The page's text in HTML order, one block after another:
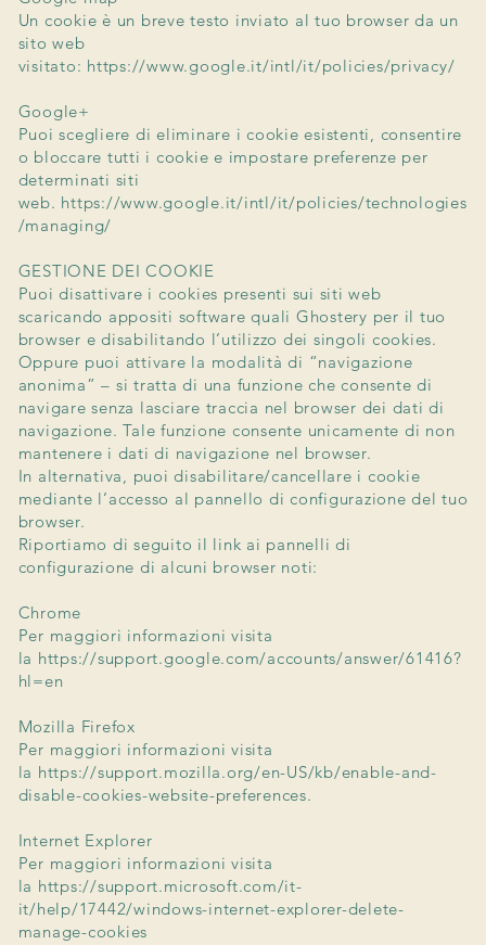
Un cookie è un breve testo inviato al tuo browser da un
sito web
visitato: https://www.google.it/intl/it/policies/privacy/
Google+
Puoi scegliere di eliminare i cookie esistenti, consentire
o bloccare tutti i cookie e impostare preferenze per
determinati siti
web. https://www.google.it/intl/it/policies/technologies
/managing/
GESTIONE DEI COOKIE
Puoi disattivare i cookies presenti sui siti web
scaricando appositi software quali Ghostery per il tuo
browser e disabilitando l’utilizzo dei singoli cookies.
Oppure puoi attivare la modalità di “navigazione
anonima” – si tratta di una funzione che consente di
navigare senza lasciare traccia nel browser dei dati di
navigazione. Tale funzione consente unicamente di non
mantenere i dati di navigazione nel browser.
In alternativa, puoi disabilitare/cancellare i cookie
mediante l’accesso al pannello di configurazione del tuo
browser.
Riportiamo di seguito il link ai pannelli di
configurazione di alcuni browser noti:
Chrome
Per maggiori informazioni visita
la https://support.google.com/accounts/answer/61416?
hl=en
Mozilla Firefox
Per maggiori informazioni visita
la https://support.mozilla.org/en-US/kb/enable-and-
disable-cookies-website-preferences.
Internet Explorer
Per maggiori informazioni visita
la https://support.microsoft.com/it-
it/help/17442/windows-internet-explorer-delete-
manage-cookies